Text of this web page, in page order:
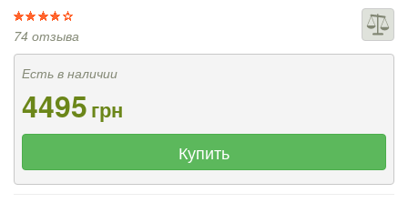
74 отзыва
Есть в наличии
4495грн
Купить